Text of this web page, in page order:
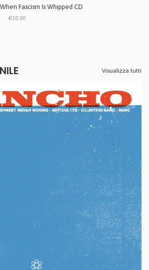
Fascism Is Whipped CD
€10.00
Visualizza tutti